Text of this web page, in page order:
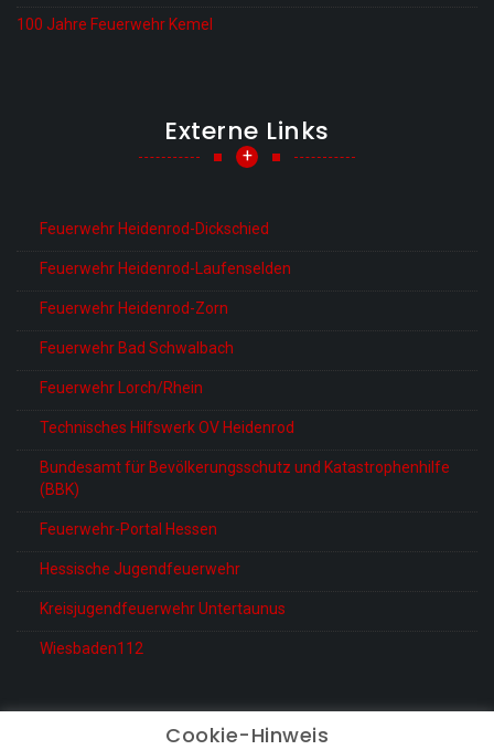
100 Jahre Feuerwehr Kemel
Externe Links
+
Feuerwehr Heidenrod-Dickschied
Feuerwehr Heidenrod-Laufenselden
Feuerwehr Heidenrod-Zorn
Feuerwehr Bad Schwalbach
Feuerwehr Lorch/Rhein
Technisches Hilfswerk OV Heidenrod
Bundesamt für Bevölkerungsschutz und Katastrophenhilfe
(BBK)
Feuerwehr-Portal Hessen
Hessische Jugendfeuerwehr
Kreisjugendfeuerwehr Untertaunus
Wiesbaden112
Cookie-Hinweis